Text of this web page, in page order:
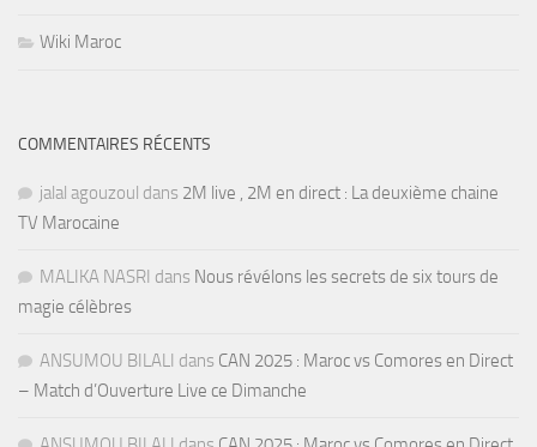
Wiki Maroc
COMMENTAIRES RÉCENTS
jalal agouzoul dans 2M live , 2M en direct : La deuxième chaine
TV Marocaine
MALIKA NASRI dans Nous révélons les secrets de six tours de
magie célèbres
ANSUMOU BILALI dans CAN 2025 : Maroc vs Comores en Direct
– Match d’Ouverture Live ce Dimanche